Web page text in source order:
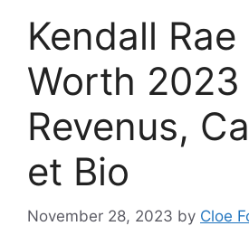
Kendall
Worth 2023 |
Revenus,
et Bio
November 28, 2023 by Cloe